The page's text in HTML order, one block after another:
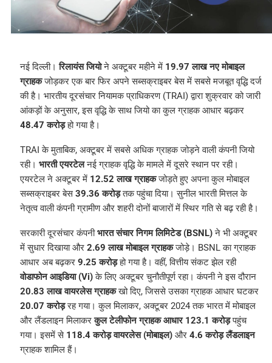
नई दिल्ली।रिलायंस जियोने अक्टूबर महीने में 19.97 लाख नए मोबाइल
ग्राहकजोड़कर एक बार फिर अपने सब्सक्राइबर बेस में सबसे मजबूत वृद्धि दर्ज
की है। भारतीय दूरसंचार नियामक प्राधिकरण (TRAI) द्वारा शुक्रवार को जारी
आंकड़ों के अनुसार, इस वृद्धि के साथ जियो का कुल ग्राहक आधार बढ़कर
48.47 करोड़हो गया है।
TRAI के मुताबिक, अक्टूबर में सबसे अधिक ग्राहक जोड़ने वाली कंपनी जियो
रही। भारती एयरटेलनई ग्राहक वृद्धि के मामले में दूसरे स्थान पर रही।
एयरटेल ने अक्टूबर में 12.52 लाख ग्राहकजोड़ते हुए अपना कुल मोबाइल
सब्सक्राइबर बेस39.36 करोड़तक पहुंचा दिया। सुनील भारती मित्तल के
नेतृत्व वाली कंपनी ग्रामीण और शहरी दोनों बाजारों में स्थिर गति से बढ़ रही है।
सरकारी दूरसंचार कंपनीभारत संचार निगम लिमिटेड (BSNL)ने भी अक्टूबर
में सुधार दिखाया और 2.69 लाख मोबाइल ग्राहकजोड़े। BSNL का ग्राहक
आधार अब बढ़कर 9.25 करोड़हो गया है। वहीं, वित्तीय संकट झेल रही
वोडाफोन आइडिया (Vi)के लिए अक्टूबर चुनौतीपूर्ण रहा। कंपनी ने इस दौरान
20.83 लाख वायरलेस ग्राहकखो दिए, जिससे उसका ग्राहक आधार घटकर
20.07 करोड़रह गया। कुल मिलाकर, अक्टूबर 2024 तक भारत में मोबाइल
और लैंडलाइन मिलाकरकुल टेलीफोन ग्राहक आधार 123.1 करोड़पहुंच
गया। इसमें से 118.4 करोड़ वायरलेस (मोबाइल)और 4.6 करोड़ लैंडलाइन
ग्राहक शामिल हैं।